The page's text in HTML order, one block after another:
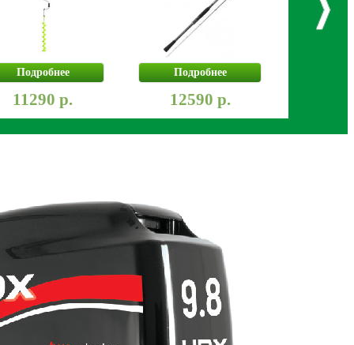
Подробнее
11290 р.
Подробнее
12590 р.